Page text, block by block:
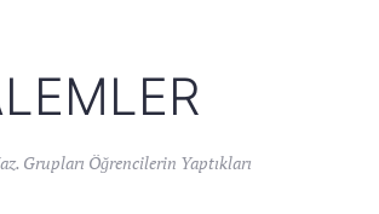
Grupları Öğrencilerin Yaptıkları